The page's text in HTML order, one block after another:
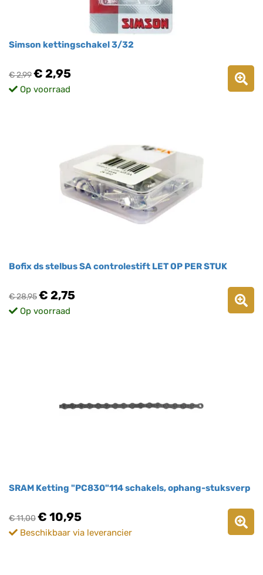
Simson kettingschakel 3/32
€ 2,99€ 2,95
Op voorraad
Bofix ds stelbus SA controlestift LET OP PER STUK
€ 28,95€ 2,75
Op voorraad
SRAM Ketting "PC830"114 schakels, ophang-stuksverp
€ 11,00€ 10,95
Beschikbaar via leverancier